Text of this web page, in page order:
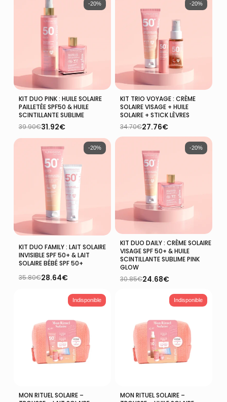
37.80€.
30.24€.
était :
54.75€.
43.80€.
-20%
Ajouter Au Panier
KIT DUO PINK : HUILE SOLAIRE
PAILLETÉE SPF50 & HUILE
SCINTILLANTE SUBLIME
39.90€
Le
prix
39.90€.
31.92€
Le
prix
actuel
31.92€.
-20%
Ajouter Au Panier
KIT TRIO VOYAGE : CRÈME
SOLAIRE VISAGE + HUILE
SOLAIRE + STICK LÈVRES
34.70€
Le
prix
était :
34.70€.
27.76€
Le
prix
27.76€.
-20%
Ajouter Au Panier
KIT DUO FAMILY : LAIT SOLAIRE
INVISIBLE SPF 50+ & LAIT
SOLAIRE BÉBÉ SPF 50+
35.80€
Le
28.64€
Le
-20%
Ajouter Au Panier
KIT DUO DAILY : CRÈME SOLAIRE
VISAGE SPF 50+ & HUILE
SCINTILLANTE SUBLIME PINK
GLOW
30.85€
Le
24.68€
Le
Indisponible
Lire La Suite
MON RITUEL SOLAIRE –
Indisponible
Lire La Suite
MON RITUEL SOLAIRE –